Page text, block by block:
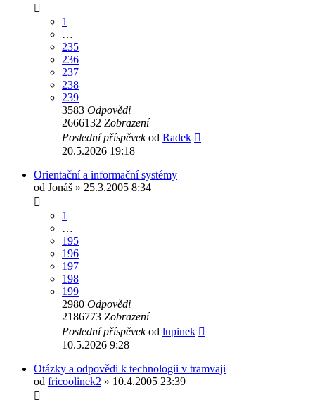
1
…
235
236
237
238
239
3583 Odpovědi
2666132 Zobrazení
Poslední příspěvekod Radek
20.5.2026 19:18
Orientační a informační systémy
od Jonáš » 25.3.2005 8:34
1
…
195
196
197
198
199
2980 Odpovědi
2186773 Zobrazení
Poslední příspěvekod lupinek
10.5.2026 9:28
Otázky a odpovědi k technologii v tramvaji
od fricoolinek2 » 10.4.2005 23:39